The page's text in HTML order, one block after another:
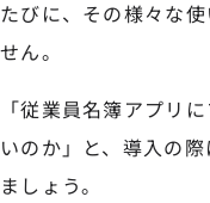
たびに、その様々な
せん。
「従業員名簿アプリ
いのか」と、導入の
ましょう。